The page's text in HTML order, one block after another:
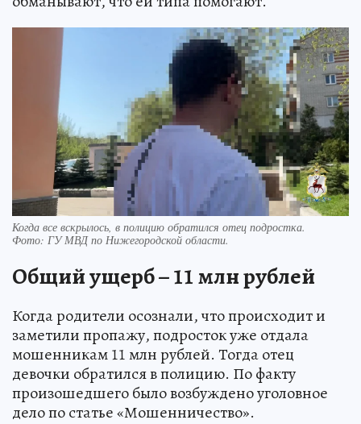
Когда все вскрылось, в полицию обратился отец подростка.
Фото: ГУ МВД по Нижегородской области.
Общий ущерб – 11 млн рублей
Когда родители осознали, что происходит и
заметили пропажу, подросток уже отдала
мошенникам 11 млн рублей. Тогда отец
девочки обратился в полицию. По факту
произошедшего было возбуждено уголовное
дело по статье «Мошенничество».